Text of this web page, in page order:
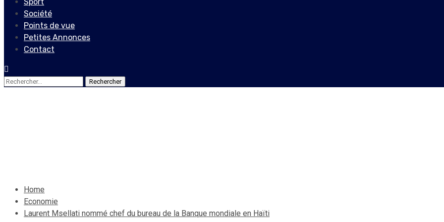
Société
Points de vue
Petites Annonces
Contact
Rechercher :
Home
Economie
Laurent Msellati nommé chef du bureau de la Banque mondiale en Haïti